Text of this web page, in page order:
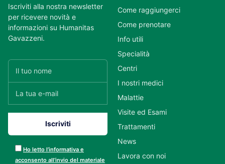
Iscriviti alla nostra newsletter
per ricevere novità e
informazioni su Humanitas
Gavazzeni.
Ho letto l’informativa e
acconsento all’invio del materiale
Come raggiungerci
Come prenotare
Info utili
Specialità
Centri
I nostri medici
Malattie
Visite ed Esami
Trattamenti
News
Lavora con noi